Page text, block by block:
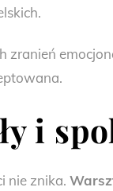
i
nie znika.